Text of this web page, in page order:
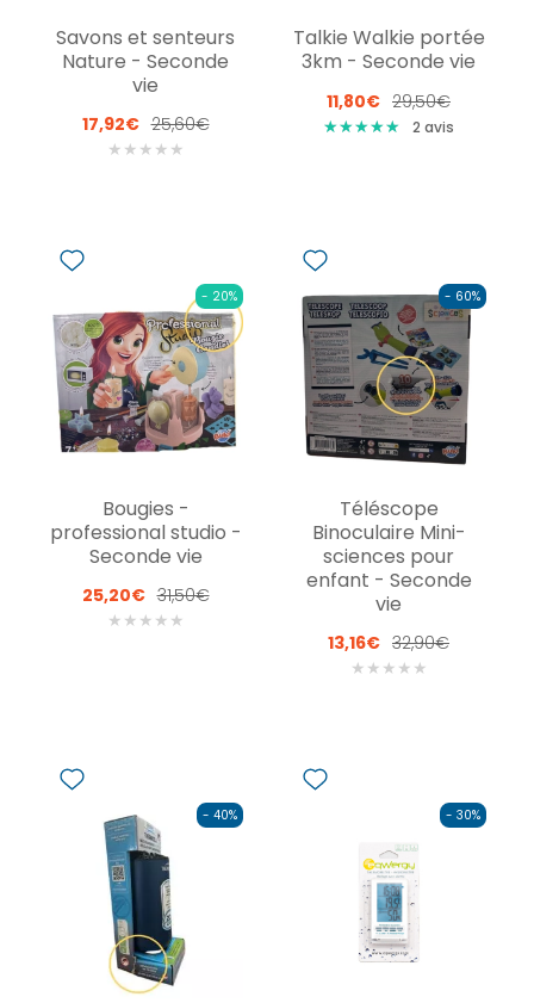
Savons et senteurs
Nature - Seconde
vie
17,92€ 25,60€
★ ★ ★ ★ ★
Talkie Walkie portée
3km - Seconde vie
11,80€ 29,50€
★★★★★
★★★★★ 2 avis
- 20%
Bougies -
professional studio -
Seconde vie
25,20€ 31,50€
★ ★ ★ ★ ★
- 60%
Téléscope
Binoculaire Mini-
sciences pour
enfant - Seconde
vie
13,16€ 32,90€
★ ★ ★ ★ ★
- 40% - 30%